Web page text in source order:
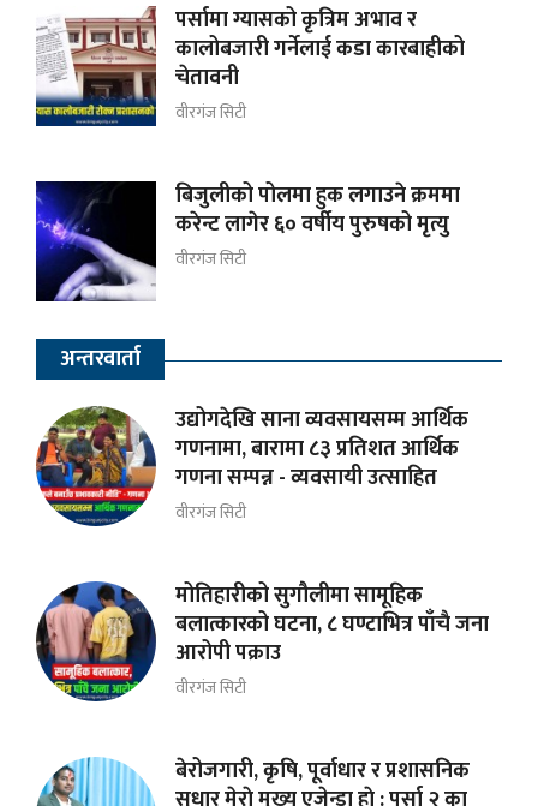
पर्सामा ग्यासको कृत्रिम अभाव र
कालोबजारी गर्नेलाई कडा कारबाहीको
चेतावनी
वीरगंज सिटी
बिजुलीको पोलमा हुक लगाउने क्रममा
करेन्ट लागेर ६० वर्षीय पुरुषको मृत्यु
वीरगंज सिटी
अन्तरवार्ता
उद्योगदेखि साना व्यवसायसम्म आर्थिक
गणनामा, बारामा ८३ प्रतिशत आर्थिक
गणना सम्पन्न - व्यवसायी उत्साहित
वीरगंज सिटी
मोतिहारीको सुगौलीमा सामूहिक
बलात्कारको घटना, ८ घण्टाभित्र पाँचै जना
आरोपी पक्राउ
वीरगंज सिटी
बेरोजगारी, कृषि, पूर्वाधार र प्रशासनिक